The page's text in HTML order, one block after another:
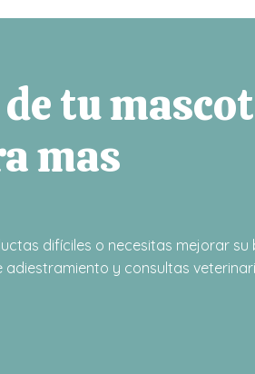
tu
mas
difíciles o necesitas mejorar su
y consultas